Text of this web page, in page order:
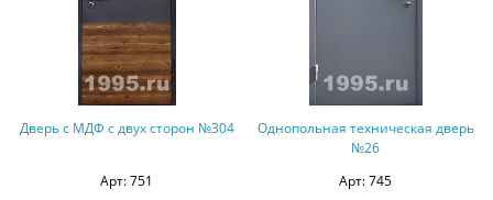
Дверь с МДФ с двух сторон №304
Арт: 751
Однопольная техническая дверь
№26
Арт: 745